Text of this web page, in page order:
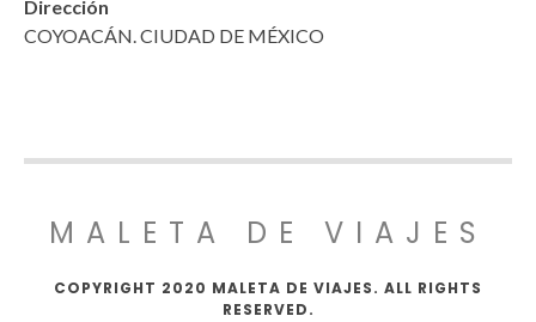
Dirección
COYOACÁN. CIUDAD DE MÉXICO
MALETA DE VIAJES
COPYRIGHT 2020 MALETA DE VIAJES. ALL RIGHTS
RESERVED.